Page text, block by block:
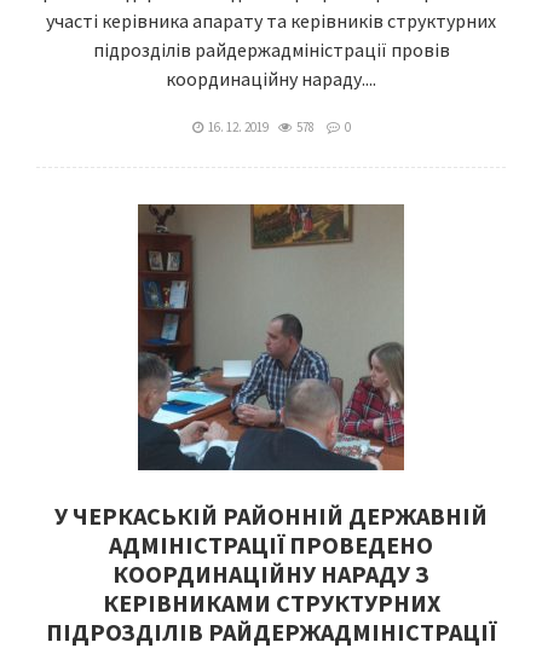
участі керівника апарату та керівників структурних
підрозділів райдержадміністрації провів
координаційну нараду....
16. 12. 2019 578 0
У ЧЕРКАСЬКІЙ РАЙОННІЙ ДЕРЖАВНІЙ
АДМІНІСТРАЦІЇ ПРОВЕДЕНО
КООРДИНАЦІЙНУ НАРАДУ З
КЕРІВНИКАМИ СТРУКТУРНИХ
ПІДРОЗДІЛІВ РАЙДЕРЖАДМІНІСТРАЦІЇ